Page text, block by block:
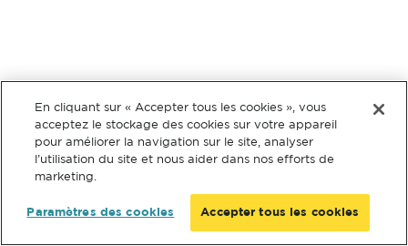
En cliquant sur « Accepter tous les cookies », vous
acceptez le stockage des cookies sur votre appareil
pour améliorer la navigation sur le site, analyser
l’utilisation du site et nous aider dans nos efforts de
marketing.
Paramètres des cookies Accepter tous les cookies